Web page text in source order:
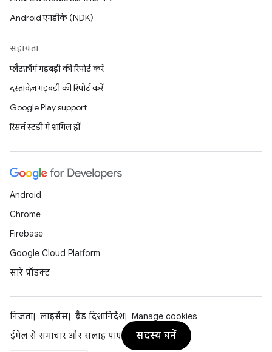
Android एनडीके (NDK)
सहायता
प्लैटफ़ॉर्म गड़बड़ी की रिपोर्ट करें
दस्तावेज़ गड़बड़ी की रिपोर्ट करें
Google Play support
रिसर्च स्टडी में शामिल हों
Android
Chrome
Firebase
Google Cloud Platform
सारे प्रॉडक्ट
निजता लाइसेंस ब्रैंड दिशानिर्देश
Manage cookies
ईमेल से समाचार और सलाह पाएं
सदस्य बनें